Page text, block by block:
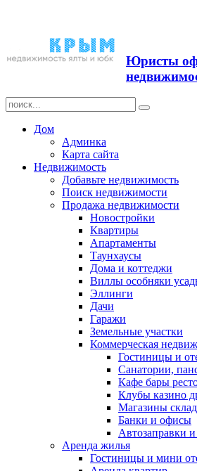
Юристы
Дом
Админка
Карта сайта
Недвижимость
Добавьте недвижимость
Поиск недвижимости
Продажа недвижимости
Новостройки
Квартиры
Апартаменты
Таунхаусы
Дома и коттеджи
Виллы особняки
Эллинги
Дачи
Гаражи
Земельные участки
Коммерческая
Гостиницы и
Санатории,
Кафе бары
Клубы казино
Магазины
Банки и офисы
Автозаправки
Аренда жилья
Гостиницы и мини